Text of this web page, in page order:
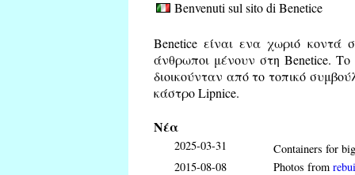
Benvenuti sul sito di Benetice
Benetice είναι ενα χωριό κοντά
άνθρωποι μένουν στη Benetice. Το
διοικούνταν από το τοπικό
κάστρο Lipnice.
Νέα
2025-03-31
Containers for
2015-08-08
Photos from